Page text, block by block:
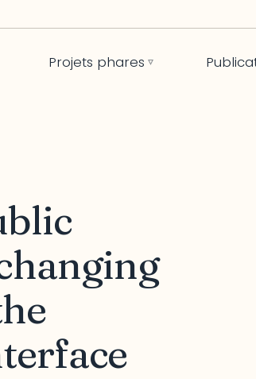
Projets phares